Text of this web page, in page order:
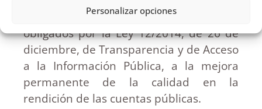
Personalizar opciones
transparencia e incentivar a los sujetos
obligados por la Ley 12/2014, de 26 de
diciembre, de Transparencia y de Acceso
a la Información Pública, a la mejora
permanente de la calidad en la
rendición de las cuentas públicas.